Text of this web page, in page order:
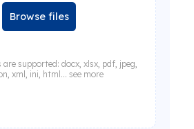
Browse files
supported: docx, xlsx, pdf, jpeg,
xml, ini, html... see more